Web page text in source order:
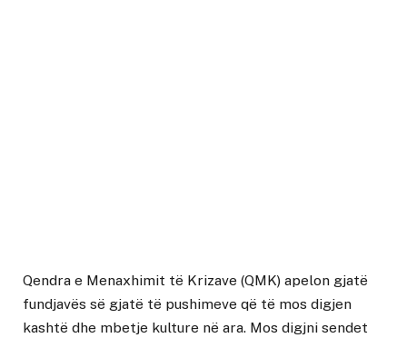
Qendra e Menaxhimit të Krizave (QMK) apelon gjatë
fundjavës së gjatë të pushimeve që të mos digjen
kashtë dhe mbetje kulture në ara. Mos digjni sendet